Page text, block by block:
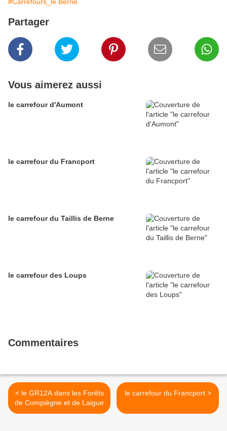
Partager
Vous aimerez aussi
le carrefour d'Aumont
le carrefour du Francport
le carrefour du Taillis de Berne
le carrefour des Loups
Commentaires
< le GR12A dans les Forêts
de Compiègne et de Laigue
le carrefour du Francport >